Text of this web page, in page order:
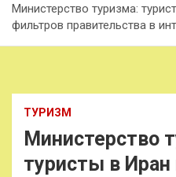
Министерство туризма:
фильтров правительства в
ТУРИЗМ
Министерство
туристы в Иран